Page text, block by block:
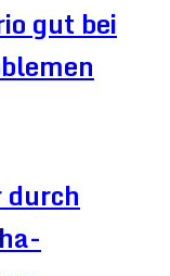
gut bei
durch